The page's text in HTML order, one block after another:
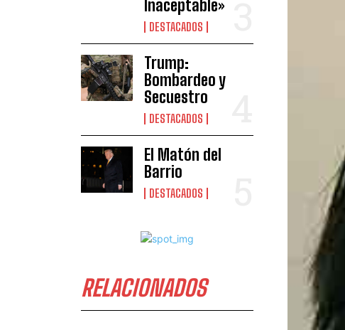
Inaceptable»
DESTACADOS
Trump:
Bombardeo y
Secuestro
DESTACADOS
El Matón del
Barrio
DESTACADOS
RELACIONADOS